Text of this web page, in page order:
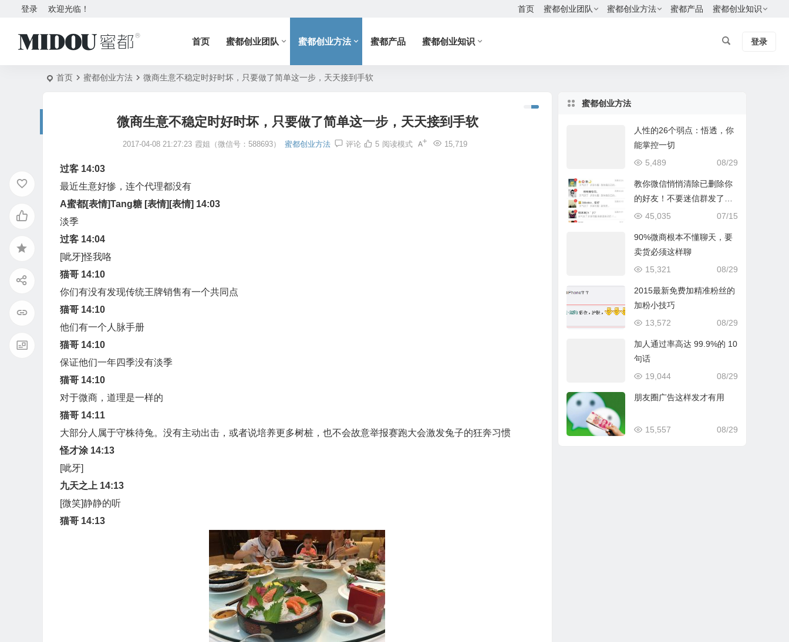
欢迎光临！
登录 首页 蜜都创业团队 蜜都创业方法 蜜都产品 蜜都创业知识
首页 蜜都创业团队 蜜都创业方法 蜜都产品 蜜都创业知识 登录
首页 蜜都创业方法 微商生意不稳定时好时坏，只要做了简单这一步，天天接到手软
微商生意不稳定时好时坏，只要做了简单这一步，天天接到手软
2017-04-08 21:27:23 霞姐（微信号：588693） 蜜都创业方法 评论 15,719
5 阅读模式
过客 14:03
最近生意好惨，连个代理都没有
A蜜都[表情]Tang糖 [表情][表情] 14:03
淡季
过客 14:04
[呲牙]怪我咯
猫哥 14:10
你们有没有发现传统王牌销售有一个共同点
猫哥 14:10
他们有一个人脉手册
猫哥 14:10
保证他们一年四季没有淡季
猫哥 14:10
对于微商，道理是一样的
猫哥 14:11
大部分人属于守株待兔。没有主动出击，或者说培养更多树桩，也不会故意举报赛跑大会激发兔子的狂奔习惯
怪才涂 14:13
[呲牙]
九天之上 14:13
[微笑]静静的听
猫哥 14:13
蜜都创业方法
人性的26个弱点：悟透，你
能掌控一切
08/29
5,489
教你微信悄悄清除已删除你
的好友！不要迷信群发了，
只有我这个方法最有效 07/15
45,035
90%微商根本不懂聊天，要
卖货必须这样聊
08/29
15,321
2015最新免费加精准粉丝的
加粉小技巧
08/29
13,572
加人通过率高达 99.9%的 10
句话
08/29
19,044
朋友圈广告这样发才有用
08/29
15,557